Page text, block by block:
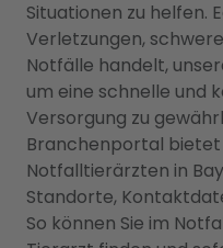
Situationen zu helfen.
Verletzungen,
Notfälle handelt,
um eine schnelle und
Versorgung zu
Branchenportal bietet
Notfalltierärzten in
Standorte,
So können Sie im